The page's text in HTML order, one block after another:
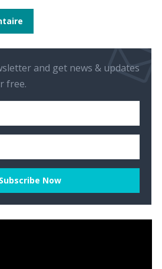
and get news & updates
free.